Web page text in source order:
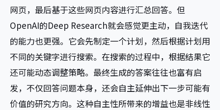
网页，最后基于这些网页内容进行汇总回答。但
OpenAI的Deep Research就会感觉更主动，自我迭代
的能力也更强。它会先制定一个计划，然后根据计划用
不同的关键字进行搜索。在搜索的过程中，根据结果它
还可能动态调整策略。最终生成的答案往往也富有启
发，不仅回答问题本身，还会自主延伸出下一步可能有
价值的研究方向。这种自主性所带来的增益也是非线性